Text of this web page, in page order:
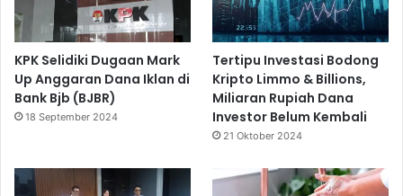
KPK Selidiki Dugaan Mark
Up Anggaran Dana Iklan di
Bank Bjb (BJBR)
18 September 2024
Tertipu Investasi Bodong
Kripto Limmo & Billions,
Miliaran Rupiah Dana
Investor Belum Kembali
21 Oktober 2024